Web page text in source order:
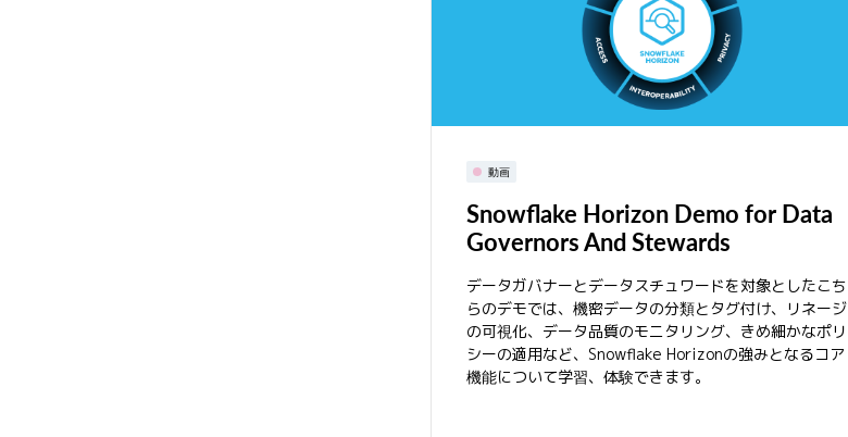
動画
Snowflake Horizon Demo for Data
Governors And Stewards
データガバナーとデータスチュワードを対象としたこち
らのデモでは、機密データの分類とタグ付け、リネージ
の可視化、データ品質のモニタリング、きめ細かなポリ
シーの適用など、Snowflake Horizonの強みとなるコア
機能について学習、体験できます。